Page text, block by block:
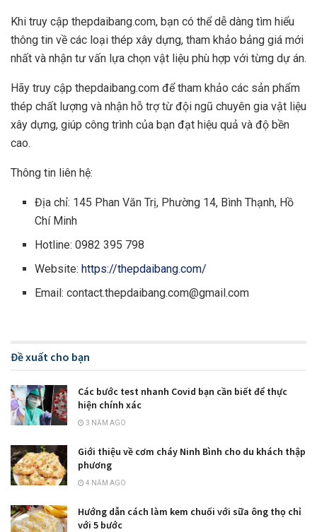
Khi truy cập thepdaibang.com, bạn có thể dễ dàng tìm hiểu
thông tin về các loại thép xây dựng, tham khảo bảng giá mới
nhất và nhận tư vấn lựa chọn vật liệu phù hợp với từng dự án.
Hãy truy cập thepdaibang.com để tham khảo các sản phẩm
thép chất lượng và nhận hỗ trợ từ đội ngũ chuyên gia vật liệu
xây dựng, giúp công trình của bạn đạt hiệu quả và độ bền
cao.
Thông tin liên hệ:
Địa chỉ: 145 Phan Văn Trị, Phường 14, Bình Thạnh, Hồ
Chí Minh
Hotline: 0982 395 798
Website:https://thepdaibang.com/
Email:contact.thepdaibang.com@gmail.com
Đề xuất cho bạn
Các bước test nhanh Covid bạn cần biết để thực
hiện chính xác
3 NĂM AGO
Giới thiệu về cơm cháy Ninh Bình cho du khách thập
phương
4 NĂM AGO
Hướng dẫn cách làm kem chuối với sữa ông thọ chỉ
với 5 bước